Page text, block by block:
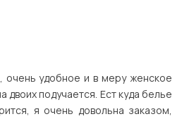
очень удобное и в меру женское
двоих подучается. Ест куда белье
я очень довольна заказом,